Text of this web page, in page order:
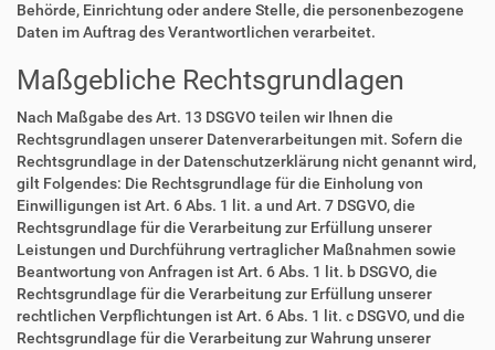
Behörde, Einrichtung oder andere Stelle, die personenbezogene
Daten im Auftrag des Verantwortlichen verarbeitet.
Maßgebliche Rechtsgrundlagen
Nach Maßgabe des Art. 13 DSGVO teilen wir Ihnen die
Rechtsgrundlagen unserer Datenverarbeitungen mit. Sofern die
Rechtsgrundlage in der Datenschutzerklärung nicht genannt wird,
gilt Folgendes: Die Rechtsgrundlage für die Einholung von
Einwilligungen ist Art. 6 Abs. 1 lit. a und Art. 7 DSGVO, die
Rechtsgrundlage für die Verarbeitung zur Erfüllung unserer
Leistungen und Durchführung vertraglicher Maßnahmen sowie
Beantwortung von Anfragen ist Art. 6 Abs. 1 lit. b DSGVO, die
Rechtsgrundlage für die Verarbeitung zur Erfüllung unserer
rechtlichen Verpflichtungen ist Art. 6 Abs. 1 lit. c DSGVO, und die
Rechtsgrundlage für die Verarbeitung zur Wahrung unserer